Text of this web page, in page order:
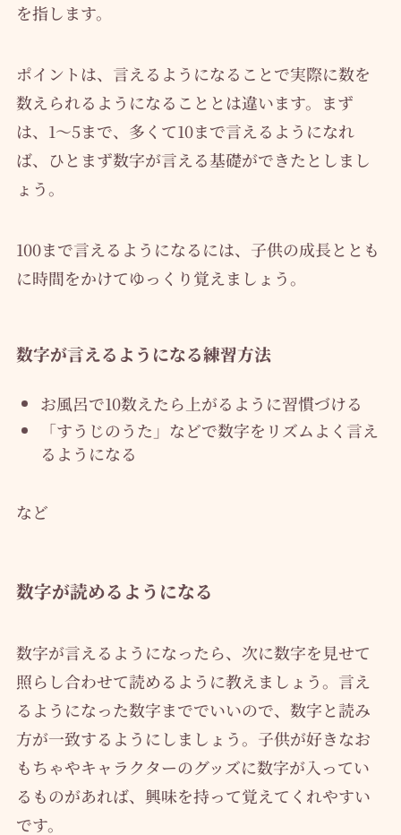
を指します。
ポイントは、言えるようになることで実際に数を
数えられるようになることとは違います。まず
は、1〜5まで、多くて10まで言えるようになれ
ば、ひとまず数字が言える基礎ができたとしまし
ょう。
100まで言えるようになるには、子供の成長ととも
に時間をかけてゆっくり覚えましょう。
数字が言えるようになる練習方法
お風呂で10数えたら上がるように習慣づける
「すうじのうた」などで数字をリズムよく言え
るようになる
など
数字が読めるようになる
数字が言えるようになったら、次に数字を見せて
照らし合わせて読めるように教えましょう。言え
るようになった数字まででいいので、数字と読み
方が一致するようにしましょう。子供が好きなお
もちゃやキャラクターのグッズに数字が入ってい
るものがあれば、興味を持って覚えてくれやすい
です。